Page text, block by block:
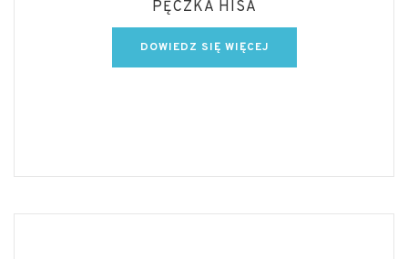
PĘCZKA HISA
DOWIEDZ SIĘ WIĘCEJ